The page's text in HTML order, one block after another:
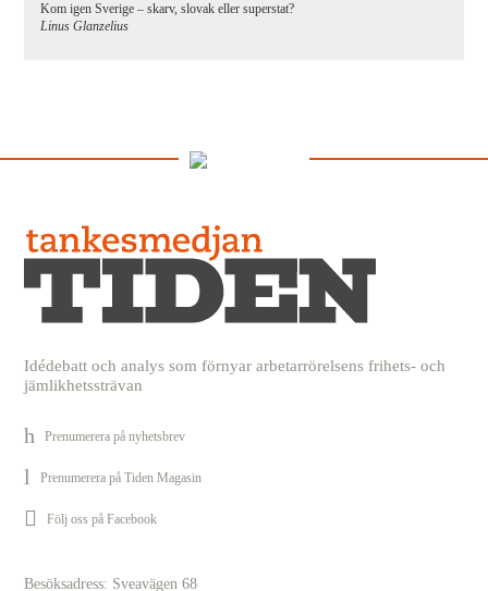
Kom igen Sverige – skarv, slovak eller superstat?
Linus Glanzelius
Idédebatt och analys som förnyar arbetarrörelsens frihets- och
jämlikhetssträvan
Prenumerera på nyhetsbrev
Prenumerera på Tiden Magasin
Följ oss på Facebook
Besöksadress: Sveavägen 68